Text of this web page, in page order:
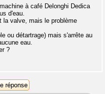
à café Delonghi Dedica
d'eau.
la valve, mais le problème
ou détartrage) mais s'arrête au
eau.
?